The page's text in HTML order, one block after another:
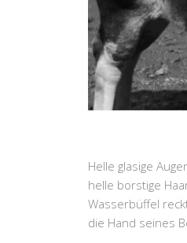
Helle glasige
helle borstige
Wasserbüffel
die Hand seines